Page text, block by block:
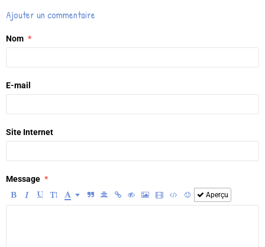
Ajouter un commentaire
Nom
E-mail
Site Internet
Message
Aperçu